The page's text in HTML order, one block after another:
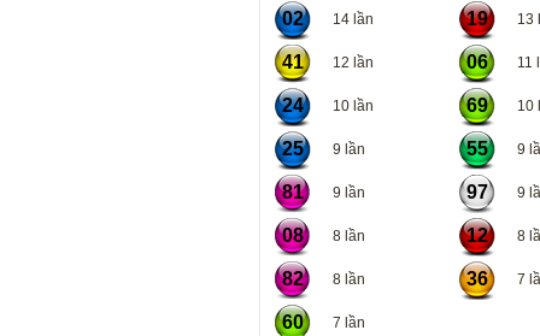
02 14 lần 19 13
41 12 lần 06 11
24 10 lần 69 10
25 9 lần 55 9
81 9 lần 97 9
08 8 lần 12 8
82 8 lần 36 7
60 7 lần